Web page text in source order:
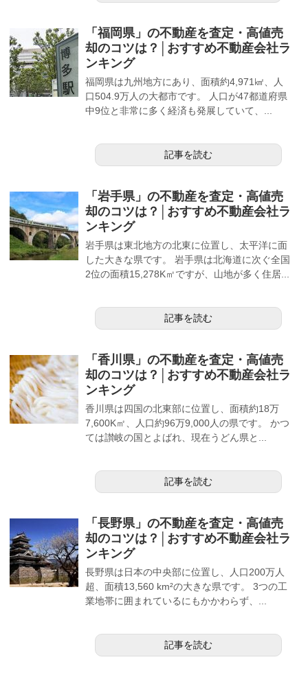
「福岡県」の不動産を査定・高値売
却のコツは？│おすすめ不動産会社ラ
ンキング
福岡県は九州地方にあり、面積約4,971㎢、人
口504.9万人の大都市です。 人口が47都道府県
中9位と非常に多く経済も発展していて、...
記事を読む
「岩手県」の不動産を査定・高値売
却のコツは？│おすすめ不動産会社ラ
ンキング
岩手県は東北地方の北東に位置し、太平洋に面
した大きな県です。 岩手県は北海道に次ぐ全国
2位の面積15,278K㎡ですが、山地が多く住居...
記事を読む
「香川県」の不動産を査定・高値売
却のコツは？│おすすめ不動産会社ラ
ンキング
香川県は四国の北東部に位置し、面積約18万
7,600K㎡、人口約96万9,000人の県です。 かつ
ては讃岐の国とよばれ、現在うどん県と...
記事を読む
「長野県」の不動産を査定・高値売
却のコツは？│おすすめ不動産会社ラ
ンキング
長野県は日本の中央部に位置し、人口200万人
超、面積13,560 km²の大きな県です。 3つの工
業地帯に囲まれているにもかかわらず、...
記事を読む